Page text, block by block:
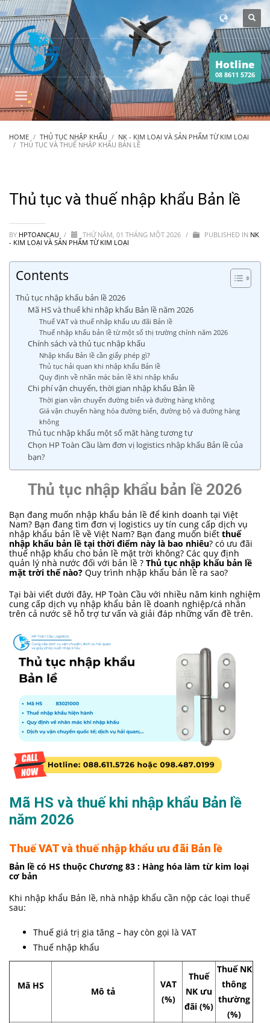
Hotline
08 8611 5726
HOME THỦ TỤC NHẬP KHẨU
NK - KIM LOẠI VÀ SẢN PHẨM TỪ KIM LOẠI
THỦ TỤC VÀ THUẾ NHẬP KHẨU BẢN LỀ
Thủ tục và thuế nhập khẩu Bản lề
BY HPTOANCAU / THỨ NĂM, 01 THÁNG MỘT 2026 / PUBLISHED IN NK
- KIM LOẠI VÀ SẢN PHẨM TỪ KIM LOẠI
Contents
Thủ tục nhập khẩu bản lề 2026
Mã HS và thuế khi nhập khẩu Bản lề năm 2026
Thuế VAT và thuế nhập khẩu ưu đãi Bản lề
Thuế nhập khẩu bản lề từ một số thị trường chính năm 2026
Chính sách và thủ tục nhập khẩu
Nhập khẩu Bản lề cần giấy phép gì?
Thủ tục hải quan khi nhập khẩu Bản lề
Quy định về nhãn mác bản lề khi nhập khẩu
Chi phí vận chuyển, thời gian nhập khẩu Bản lề
Thời gian vận chuyển đường biển và đường hàng không
Giá vận chuyển hàng hóa đường biển, đường bộ và đường hàng
không
Thủ tục nhập khẩu một số mặt hàng tương tự
Chọn HP Toàn Cầu làm đơn vị logistics nhập khẩu Bản lề của
bạn?
Thủ tục nhập khẩu bản lề 2026
Bạn đang muốn nhập khẩu bản lề để kinh doanh tại Việt
Nam? Bạn đang tìm đơn vị logistics uy tín cung cấp dịch vụ
nhập khẩu bản lề về Việt Nam? Bạn đang muốn biết thuế
nhập khẩu bản lề tại thời điểm này là bao nhiêu? có ưu đãi
thuế nhập khẩu cho bản lề mặt trời không? Các quy định
quản lý nhà nước đối với bản lề ? Thủ tục nhập khẩu bản lề
mặt trời thế nào? Quy trình nhập khẩu bản lề ra sao?
Tại bài viết dưới đây, HP Toàn Cầu với nhiều năm kinh nghiệm
cung cấp dịch vụ nhập khẩu bản lề doanh nghiệp/cá nhân
trên cả nước sẽ hỗ trợ tư vấn và giải đáp những vấn đề trên.
Mã HS và thuế khi nhập khẩu Bản lề
năm 2026
Thuế VAT và thuế nhập khẩu ưu đãi Bản lề
Bản lề có HS thuộc Chương 83 : Hàng hóa làm từ kim loại
cơ bản
Khi nhập khẩu Bản lề, nhà nhập khẩu cần nộp các loại thuế
sau:
Thuế giá trị gia tăng – hay còn gọi là VAT
Thuế nhập khẩu
Mã HS
Mô tả
VAT
(%)
Thuế
NK ưu
đãi (%)
Thuế NK
thông
thường
(%)